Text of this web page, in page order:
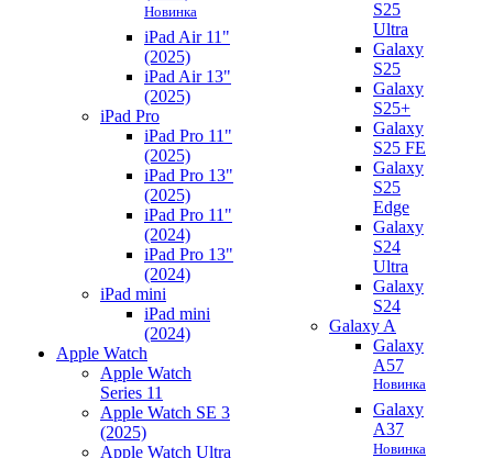
Новинка
iPad Air 11"
(2025)
iPad Air 13"
(2025)
iPad Pro
iPad Pro 11"
(2025)
iPad Pro 13"
(2025)
iPad Pro 11"
(2024)
iPad Pro 13"
(2024)
iPad mini
iPad mini
(2024)
Apple Watch
Apple Watch
Series 11
Apple Watch SE 3
(2025)
Apple Watch Ultra
S25
Ultra
Galaxy
S25
Galaxy
S25+
Galaxy
S25 FE
Galaxy
S25
Edge
Galaxy
S24
Ultra
Galaxy
S24
Galaxy A
Galaxy
A57
Новинка
Galaxy
A37
Новинка